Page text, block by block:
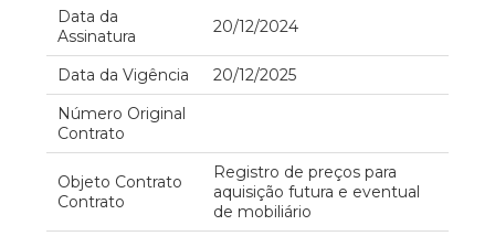
Data da
Assinatura
20/12/2024
Data da Vigência
20/12/2025
Número Original
Contrato
Objeto Contrato
Contrato
Registro de preços para
aquisição futura e eventual
de mobiliário